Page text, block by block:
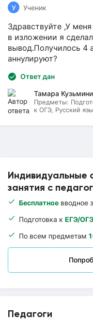
Индивидуальные
занятия с
Бесплатное вводное
Подготовка к ЕГЭ/
По всем предметам
Педагоги
У Ученик
Здравствуйте ,У
в изложении я
вывод.Получилось 4
аннулируют?
Ответ дан
Тамара
Предметы:
к ОГЭ, Русский